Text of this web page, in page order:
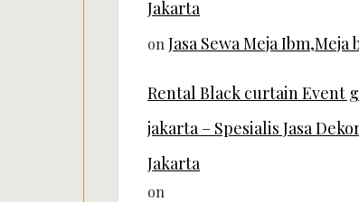
Jakarta
on Jasa Sewa Meja Ibm,Meja
Rental Black curtain Event
jakarta – Spesialis Jasa
Jakarta
on